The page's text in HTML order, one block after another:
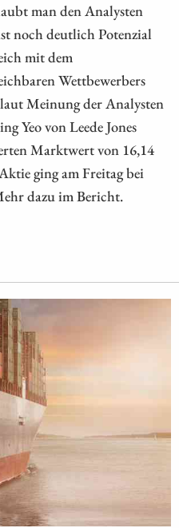
man den Analysten
noch deutlich Potenzial
mit dem
Wettbewerbers
Meinung der Analysten
Yeo von Leede Jones
Marktwert von 16,14
ging am Freitag bei
dazu im Bericht.